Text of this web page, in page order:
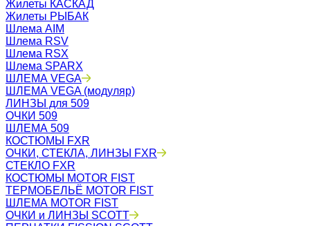
Жилеты КАСКАД
Жилеты РЫБАК
Шлема AIM
Шлема RSV
Шлема RSX
Шлема SPARX
ШЛЕМА VEGA
ШЛЕМА VEGA (модуляр)
ЛИНЗЫ для 509
ОЧКИ 509
ШЛЕМА 509
КОСТЮМЫ FXR
ОЧКИ, СТЕКЛА, ЛИНЗЫ FXR
СТЕКЛО FXR
КОСТЮМЫ MOTOR FIST
ТЕРМОБЕЛЬЁ MOTOR FIST
ШЛЕМА MOTOR FIST
ОЧКИ и ЛИНЗЫ SCOTT